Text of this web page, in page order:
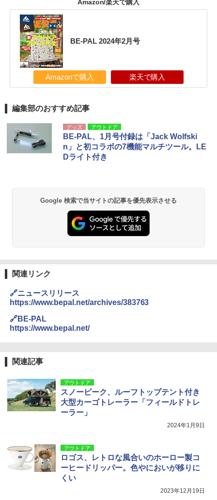
Amazon/楽天で購入
BE-PAL 2024年2月号
Amazonで購入 楽天で購入
編集部のおすすめ記事
グッズ アウトドア
BE-PAL、1月号付録は「Jack Wolfski
n」と初コラボの7機能マルチツール。LE
Dライト付き
Google 検索で当サイトの記事を優先表示させる
関連リンク
🔗ニュースリリース
https://www.bepal.net/archives/383763
🔗BE-PAL
https://www.bepal.net/
関連記事
アウトドア
スノーピーク、ルーフトップテント付き
大型カーゴトレーラー「フィールドトレ
ーラー」
2024年1月9日
アウトドア
ロゴス、レトロな風合いのホーロー製コ
ーヒードリッパー。色やにおいが移りに
くい
2023年12月19日